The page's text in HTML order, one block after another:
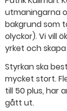
utmaningarna
bakgrund som
olyckor). Vi vill
yrket och
Styrkan ska
mycket stort.
till 50 plus, har
gått ut.